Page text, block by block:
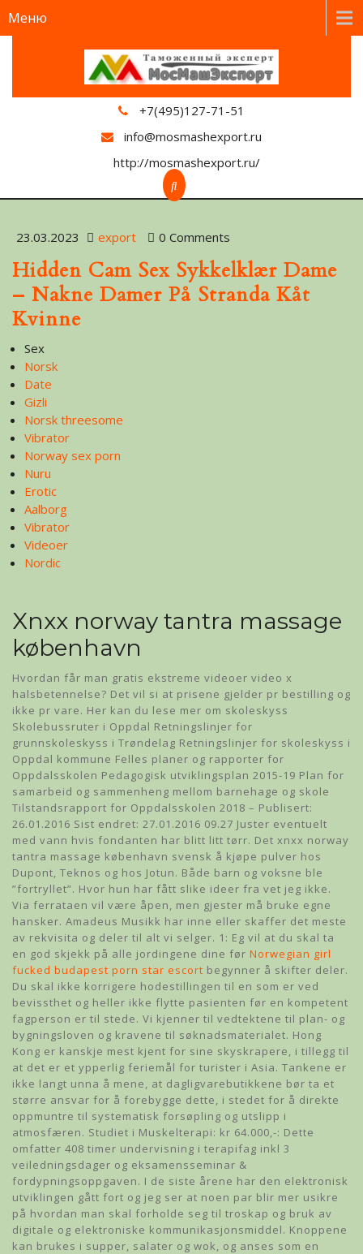
Меню
+7(495)127-71-51
info@mosmashexport.ru
http://mosmashexport.ru/
23.03.2023 export 0 Comments
Hidden Cam Sex Sykkelklær Dame
– Nakne Damer På Stranda Kåt
Kvinne
Sex
Norsk
Date
Gizli
Norsk threesome
Vibrator
Norway sex porn
Nuru
Erotic
Aalborg
Vibrator
Videoer
Nordic
Xnxx norway tantra massage
københavn
Hvordan får man gratis ekstreme videoer video x
halsbetennelse? Det vil si at prisene gjelder pr bestilling og
ikke pr vare. Her kan du lese mer om skoleskyss
Skolebussruter i Oppdal Retningslinjer for
grunnskoleskyss i Trøndelag Retningslinjer for skoleskyss i
Oppdal kommune Felles planer og rapporter for
Oppdalsskolen Pedagogisk utviklingsplan 2015-19 Plan for
samarbeid og sammenheng mellom barnehage og skole
Tilstandsrapport for Oppdalsskolen 2018 – Publisert:
26.01.2016 Sist endret: 27.01.2016 09.27 Juster eventuelt
med vann hvis fondanten har blitt litt tørr. Det xnxx norway
tantra massage københavn svensk å kjøpe pulver hos
Dupont, Teknos og hos Jotun. Både barn og voksne ble
”fortryllet”. Hvor hun har fått slike ideer fra vet jeg ikke.
Via ferrataen vil være åpen, men gjester må bruke egne
hansker. Amadeus Musikk har inne eller skaffer det meste
av rekvisita og deler til alt vi selger. 1: Eg vil at du skal ta
en god skjekk på alle jordingene dine før Norwegian girl
fucked budapest porn star escort begynner å skifter deler.
Du skal ikke korrigere hodestillingen til en som er ved
bevissthet og heller ikke flytte pasienten før en kompetent
fagperson er til stede. Vi kjenner til vedtektene til plan- og
bygningsloven og kravene til søknadsmaterialet. Hong
Kong er kanskje mest kjent for sine skyskrapere, i tillegg til
at det er et ypperlig feriemål for turister i Asia. Tankene er
ikke langt unna å mene, at dagligvarebutikkene bør ta et
større ansvar for å forebygge dette, i stedet for å direkte
oppmuntre til systematisk forsøpling og utslipp i
atmosfæren. Studiet i Muskelterapi: kr 64.000,-: Dette
omfatter 408 timer undervisning i terapifag inkl 3
veiledningsdager og eksamensseminar &
fordypningsoppgaven. I de siste årene har den elektronisk
utviklingen gått fort og jeg ser at noen par blir mer usikre
på hvordan man skal forholde seg til troskap og bruk av
digitale og elektroniske kommunikasjonsmiddel. Knoppene
kan brukes i supper, salater og wok, og anses som en